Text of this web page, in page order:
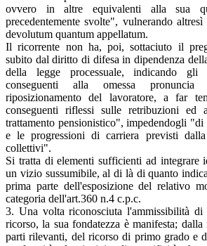
ovvero in altre equivalenti alla sua
precedentemente svolte", vulnerando
devolutum quantum appellatum.
Il ricorrente non ha, poi, sottaciuto il
subito dal diritto di difesa in dipendenza
della legge processuale, indicando gli
conseguenti alla omessa
riposizionamento del lavoratore, a far
conseguenti riflessi sulle retribuzioni
trattamento pensionistico", impedendogli
e le progressioni di carriera previsti
collettivi".
Si tratta di elementi sufficienti ad integrare
un vizio sussumibile, al di là di quanto
prima parte dell'esposizione del relativo
categoria dell'art.360 n.4 c.p.c.
3. Una volta riconosciuta l'ammissibilità
ricorso, la sua fondatezza è manifesta;
parti rilevanti, del ricorso di primo grado e